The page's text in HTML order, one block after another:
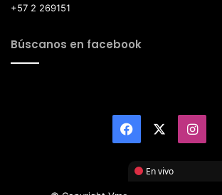
+57 2 269151
Búscanos en facebook
Facebook
En vivo